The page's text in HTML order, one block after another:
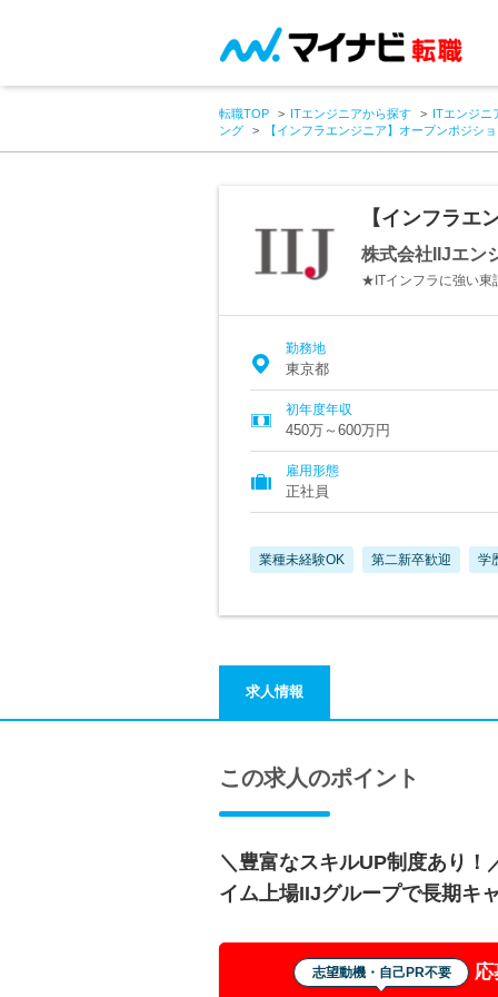
転職TOP ITエンジニアから探す
ITエンジニ
ング
【インフラエンジニア】オープンポジシ
【インフラ
株式会社IIJエン
★ITインフラに強い東
勤務地
東京都
初年度年収
450万～600万円
雇用形態
正社員
業種未経験OK 第二新卒歓迎 学
求人情報
この求人のポイント
＼豊富なスキルUP制度あり！
イム上場IIJグループで長期キ
志望動機・自己PR不要